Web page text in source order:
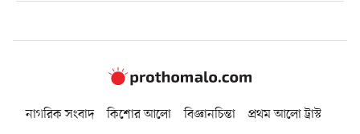
নাগরিক সংবাদ কিশোর আলো বিজ্ঞানচিন্তা
প্রথম আলো ট্রাস্ট